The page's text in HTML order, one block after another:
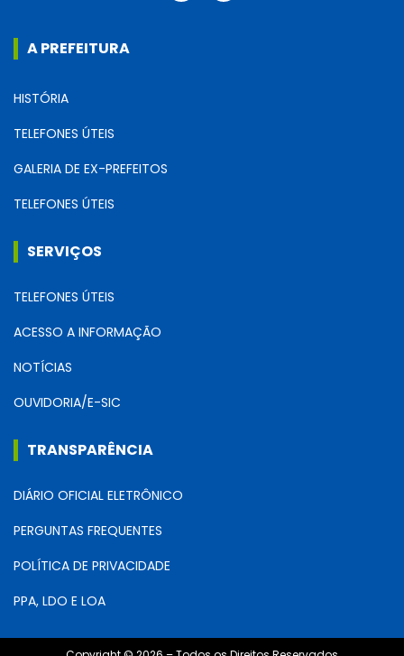
A PREFEITURA
HISTÓRIA
TELEFONES ÚTEIS
GALERIA DE EX-PREFEITOS
TELEFONES ÚTEIS
SERVIÇOS
TELEFONES ÚTEIS
ACESSO A INFORMAÇÃO
NOTÍCIAS
OUVIDORIA/E-SIC
TRANSPARÊNCIA
DIÁRIO OFICIAL ELETRÔNICO
PERGUNTAS FREQUENTES
POLÍTICA DE PRIVACIDADE
PPA, LDO E LOA